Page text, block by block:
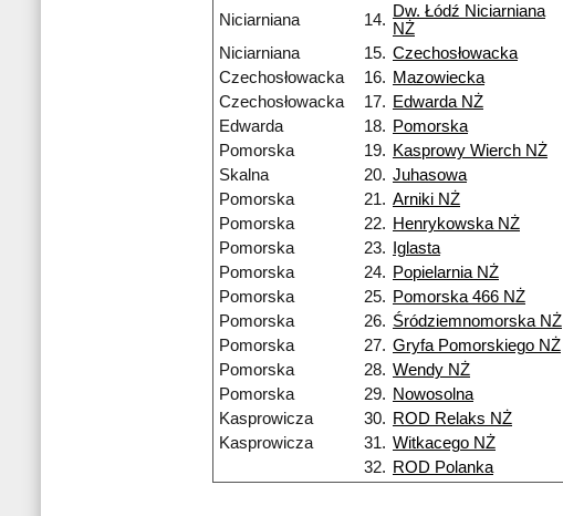
Niciarniana
14. Dw. Łódź Niciarniana
NŻ
Niciarniana 15. Czechosłowacka
Czechosłowacka
16. Mazowiecka
Czechosłowacka
17. Edwarda NŻ
Edwarda
18. Pomorska
Pomorska
19. Kasprowy Wierch NŻ
Skalna
20. Juhasowa
Pomorska
21. Arniki NŻ
Pomorska
22. Henrykowska NŻ
Pomorska
23. Iglasta
Pomorska
24. Popielarnia NŻ
Pomorska
25. Pomorska 466 NŻ
Pomorska
26. Śródziemnomorska NŻ
Pomorska
27. Gryfa Pomorskiego NŻ
Pomorska
28. Wendy NŻ
Pomorska
29. Nowosolna
Kasprowicza
30. ROD Relaks NŻ
Kasprowicza
31. Witkacego NŻ
32. ROD Polanka